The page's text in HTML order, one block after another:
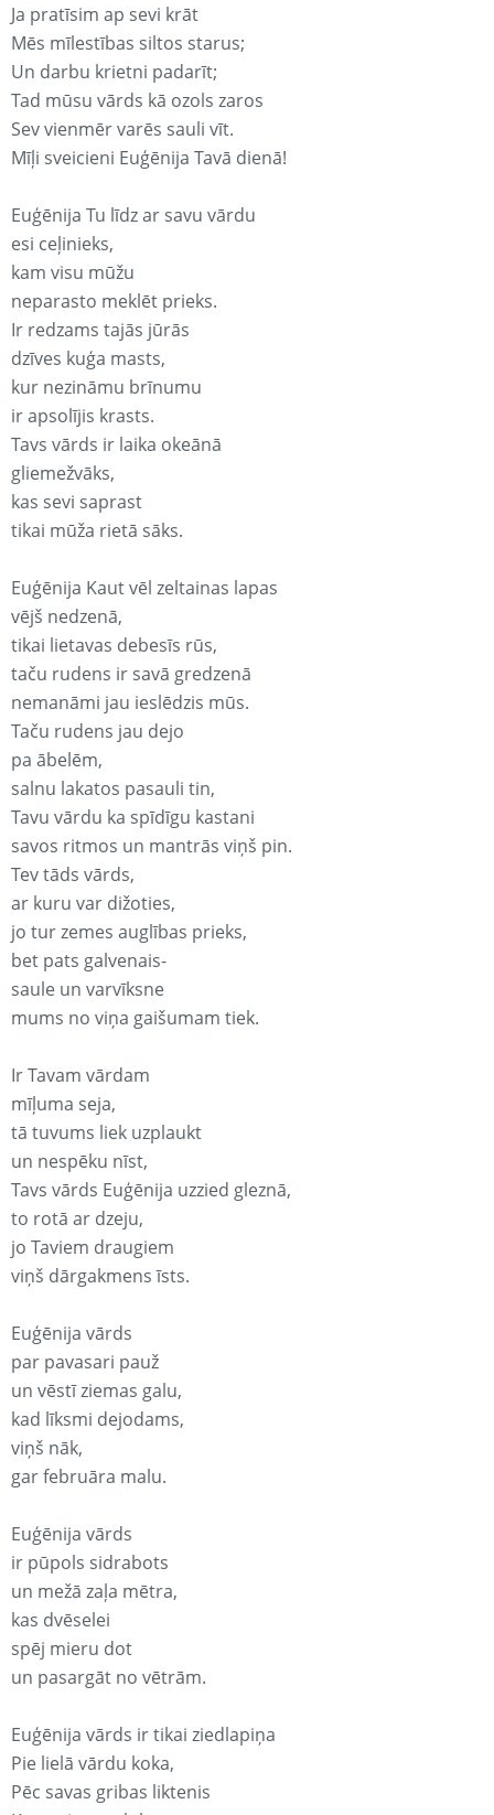
Ja pratīsim ap sevi krāt
Mēs mīlestības siltos starus;
Un darbu krietni padarīt;
Tad mūsu vārds kā ozols zaros
Sev vienmēr varēs sauli vīt.
Mīļi sveicieni Euģēnija Tavā dienā!
Euģēnija Tu līdz ar savu vārdu
esi ceļinieks,
kam visu mūžu
neparasto meklēt prieks.
Ir redzams tajās jūrās
dzīves kuģa masts,
kur nezināmu brīnumu
ir apsolījis krasts.
Tavs vārds ir laika okeānā
gliemežvāks,
kas sevi saprast
tikai mūža rietā sāks.
Euģēnija Kaut vēl zeltainas lapas
vējš nedzenā,
tikai lietavas debesīs rūs,
taču rudens ir savā gredzenā
nemanāmi jau ieslēdzis mūs.
Taču rudens jau dejo
pa ābelēm,
salnu lakatos pasauli tin,
Tavu vārdu ka spīdīgu kastani
savos ritmos un mantrās viņš pin.
Tev tāds vārds,
ar kuru var dižoties,
jo tur zemes auglības prieks,
bet pats galvenais-
saule un varvīksne
mums no viņa gaišumam tiek.
Ir Tavam vārdam
mīļuma seja,
tā tuvums liek uzplaukt
un nespēku nīst,
Tavs vārds Euģēnija uzzied gleznā,
to rotā ar dzeju,
jo Taviem draugiem
viņš dārgakmens īsts.
Euģēnija vārds
par pavasari pauž
un vēstī ziemas galu,
kad līksmi dejodams,
viņš nāk,
gar februāra malu.
Euģēnija vārds
ir pūpols sidrabots
un mežā zaļa mētra,
kas dvēselei
spēj mieru dot
un pasargāt no vētrām.
Euģēnija vārds ir tikai ziedlapiņa
Pie lielā vārdu koka,
Pēc savas gribas liktenis